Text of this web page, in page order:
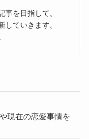
事を目指して。
していきます。
現在の恋愛事情を